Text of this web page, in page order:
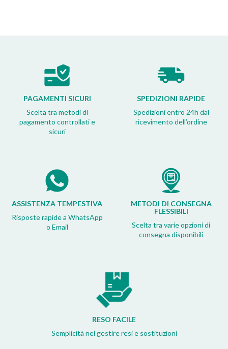
PAGAMENTI SICURI
Scelta tra metodi di
pagamento controllati e
sicuri
SPEDIZIONI RAPIDE
Spedizioni entro 24h dal
ricevimento dell’ordine
ASSISTENZA TEMPESTIVA
Risposte rapide a WhatsApp
o Email
METODI DI CONSEGNA
FLESSIBILI
Scelta tra varie opzioni di
consegna disponibili
RESO FACILE
Semplicità nel gestire resi e sostituzioni